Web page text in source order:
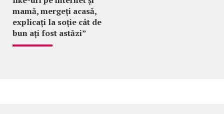
mamă, mergeți acasă,
explicați la soție cât de
bun ați fost astăzi”